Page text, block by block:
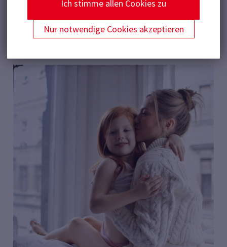
FLIESE AUF IHRE MERKLISTE SETZEN
Ich stimme allen Cookies zu
Nur notwendige Cookies akzeptieren